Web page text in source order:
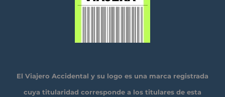
El Viajero Accidental y su logo es una marca registrada
cuya titularidad corresponde a los titulares de esta